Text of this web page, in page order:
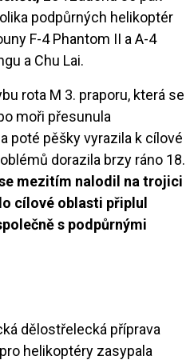
podpůrných helikoptér
F-4 Phantom II a A-4
a Chu Lai.
rota M 3. praporu, která se
moři přesunula
poté pěšky vyrazila k cílové
dorazila brzy ráno 18.
mezitím nalodil na trojici
cílové oblasti připlul
s podpůrnými
dělostřelecká příprava
helikoptéry zasypala